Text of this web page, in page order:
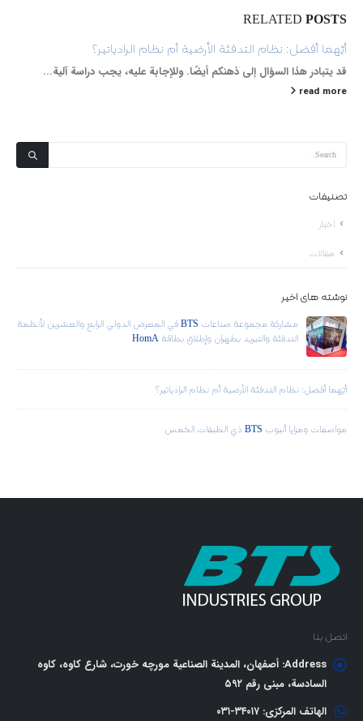
RELATEDPOSTS
أيّهما أفضل: نظام التدفئة الأرضية أم نظام الرادياتير؟
قد يتبادر هذا السؤال إلى ذهنكم أيضًا. وللإجابة عليه، يجب دراسة آلية...
read more
تصنيفات
اخبار
مقالات
نوشته های اخیر
مشاركة مجموعة صناعات BTS في المعرض الدولي الرابع والعشرين لأنظمة
التدفئة والتبريد بطهران وإطلاق بطاقة HomA
أيّهما أفضل: نظام التدفئة الأرضية أم نظام الرادياتير؟
مواصفات ومزايا أنبوب BTS ذي الطبقات الخمس
اتصل بنا
Address: أصفهان، المدينة الصناعية مورچه خورت، شارع كاوه، كاوه
السادسة، مبنى رقم ٥٩٢
الهاتف المركزي: ٣٤٠١٧-٠٣١